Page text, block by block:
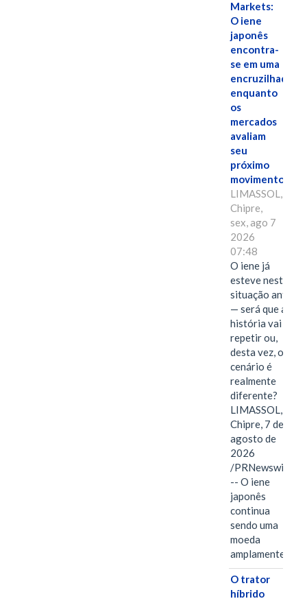
Markets:
O iene
japonês
encontra-
se em uma
encruzilhada
enquanto
os
mercados
avaliam
seu
próximo
movimento.
LIMASSOL,
Chipre,
sex, ago 7
2026
07:48
O iene já
esteve nesta
situação antes
— será que a
história vai se
repetir ou,
desta vez, o
cenário é
realmente
diferente?
LIMASSOL,
Chipre, 7 de
agosto de
2026
/PRNewswire/
-- O iene
japonês
continua
sendo uma
moeda
amplamente…
O trator
híbrido